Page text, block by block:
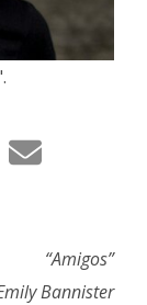
“Amigos”
Bannister